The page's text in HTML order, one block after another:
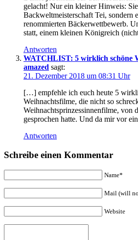
gelacht! Nur ein kleiner Hinweis:
Backweltmeisterschaft Tei, sondern
renommierten Bäckerwettbewerb.
statt, einem kleinen Königreich
Antworten
WATCHLIST: 5 wirklich schöne
amazed sagt:
21. Dezember 2018 um 08:31 Uhr
[…] empfehle ich euch heute 5
Weihnachtsfilme, die nicht so
Weihnachtsprinzessinnenfilme, von
gesprochen hatte. Und da mir vor
Antworten
Schreibe einen Kommentar
Name*
Mail (will
Website